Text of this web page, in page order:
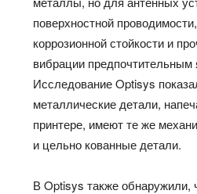
поверхностной
коррозионной стойкости и
вибрации
Исследование Optisys
металлические детали,
принтере, имеют те же
и цельно кованные детали.
В Optisys также обнаружили,